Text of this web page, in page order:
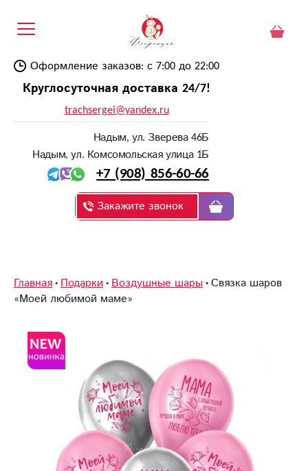
Оформление заказов: с 7:00 до 22:00
Круглосуточная доставка 24/7!
trachsergei@yandex.ru
Надым, ул. Зверева 46Б
Надым, ул. Комсомольская улица 1Б
+7 (908) 856-60-66
Закажите звонок
Главная Подарки Воздушные шары Связка шаров
«Моей любимой маме»